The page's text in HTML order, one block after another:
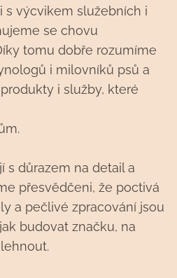
výcvikem služebních i
se chovu
tomu dobře rozumíme
i milovníků psů a
i služby, které
s důrazem na detail a
přesvědčeni, že poctivá
a pečlivé zpracování jsou
budovat značku, na